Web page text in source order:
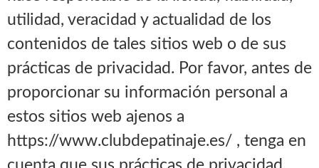
utilidad, veracidad y actualidad de los
contenidos de tales sitios web o de sus
prácticas de privacidad. Por favor, antes de
proporcionar su información personal a
estos sitios web ajenos a
https://www.clubdepatinaje.es/ , tenga en